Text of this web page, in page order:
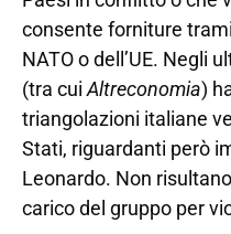
consente forniture
NATO o dell’UE. Negli
(tra cuiAltreconomia)
triangolazioni italiane
Stati, riguardanti però
Leonardo. Non
carico del gruppo per